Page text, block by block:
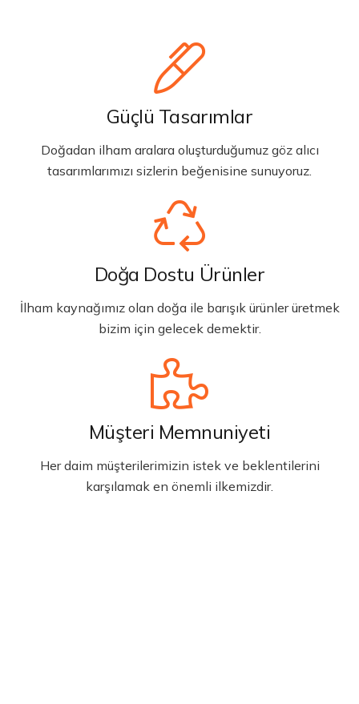
Güçlü Tasarımlar
Doğadan ilham aralara oluşturduğumuz göz alıcı
tasarımlarımızı sizlerin beğenisine sunuyoruz.
Doğa Dostu Ürünler
İlham kaynağımız olan doğa ile barışık ürünler üretmek
bizim için gelecek demektir.
Müşteri Memnuniyeti
Her daim müşterilerimizin istek ve beklentilerini
karşılamak en önemli ilkemizdir.